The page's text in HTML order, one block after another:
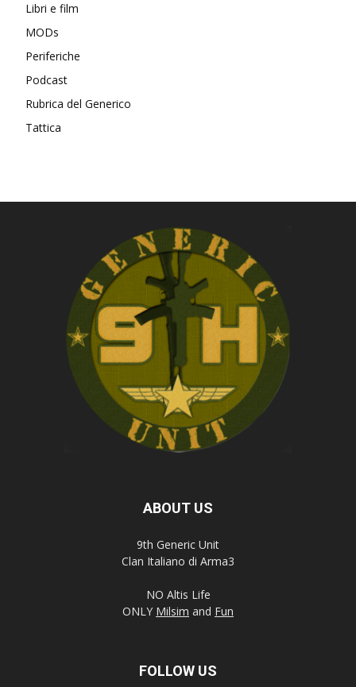
Libri e film
MODs
Periferiche
Podcast
Rubrica del Generico
Tattica
ABOUT US
9th Generic Unit
Clan Italiano di Arma3
NO Altis Life
ONLY Milsim and Fun
FOLLOW US